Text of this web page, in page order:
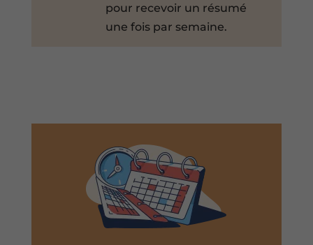
pour recevoir un résumé
une fois par semaine.